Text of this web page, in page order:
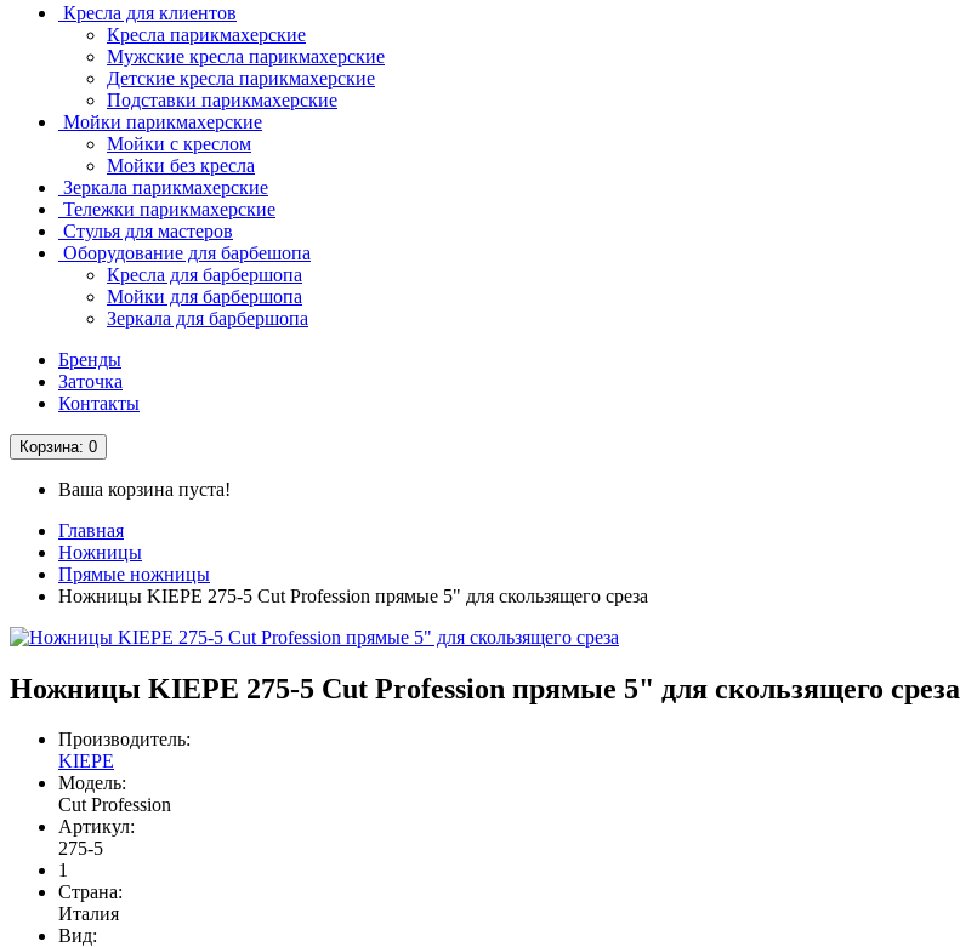
Кресла для клиентов
Кресла парикмахерские
Мужские кресла парикмахерские
Детские кресла парикмахерские
Подставки парикмахерские
Мойки парикмахерские
Мойки с креслом
Мойки без кресла
Зеркала парикмахерские
Тележки парикмахерские
Стулья для мастеров
Оборудование для барбешопа
Кресла для барбершопа
Мойки для барбершопа
Зеркала для барбершопа
Бренды
Заточка
Контакты
Корзина: 0
Ваша корзина пуста!
Главная
Ножницы
Прямые ножницы
Ножницы KIEPE 275-5 Cut Profession прямые 5" для скользящего среза
Ножницы KIEPE 275-5 Cut Profession прямые 5" для скользящего среза
Производитель:
KIEPE
Модель:
Cut Profession
Артикул:
275-5
1
Страна:
Италия
Вид: